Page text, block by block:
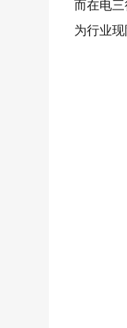
而在电三
为行业